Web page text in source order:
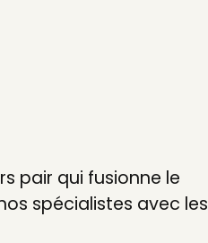
pair qui fusionne le
spécialistes avec les